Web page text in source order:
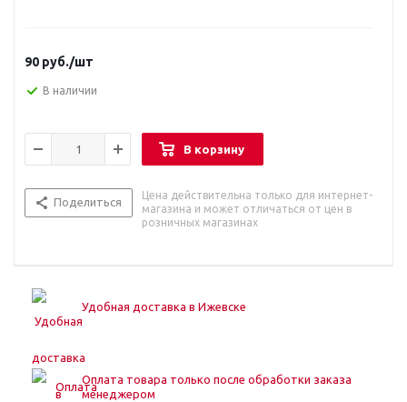
90 руб./шт
В наличии
В корзину
Поделиться
Цена действительна только для интернет-
магазина и может отличаться от цен в
розничных магазинах
Удобная доставка в Ижевске
Оплата товара только после обработки заказа
менеджером